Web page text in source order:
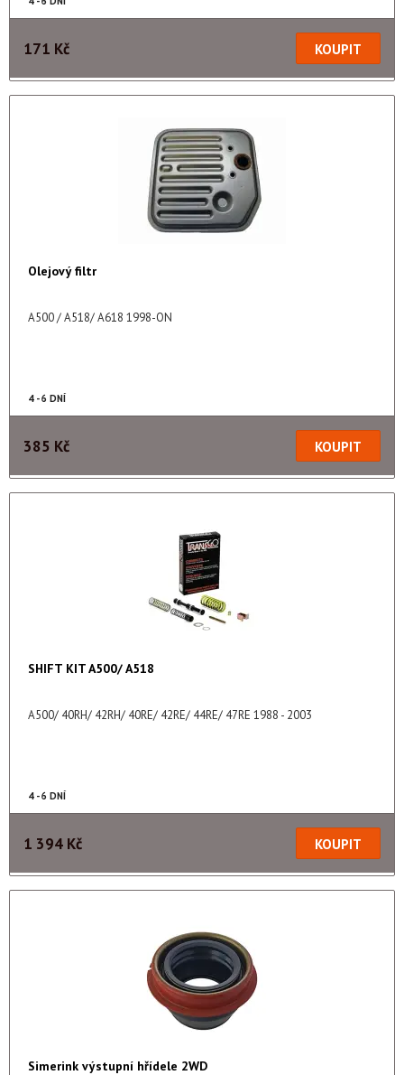
171 Kč
Olejový filtr
A500 / A518/ A618 1998-ON
4 - 6 DNÍ
385 Kč
SHIFT KIT A500/ A518
A500/ 40RH/ 42RH/ 40RE/ 42RE/ 44RE/ 47RE 1988 - 2003
4 - 6 DNÍ
1 394 Kč
Simerink výstupní hřídele 2WD